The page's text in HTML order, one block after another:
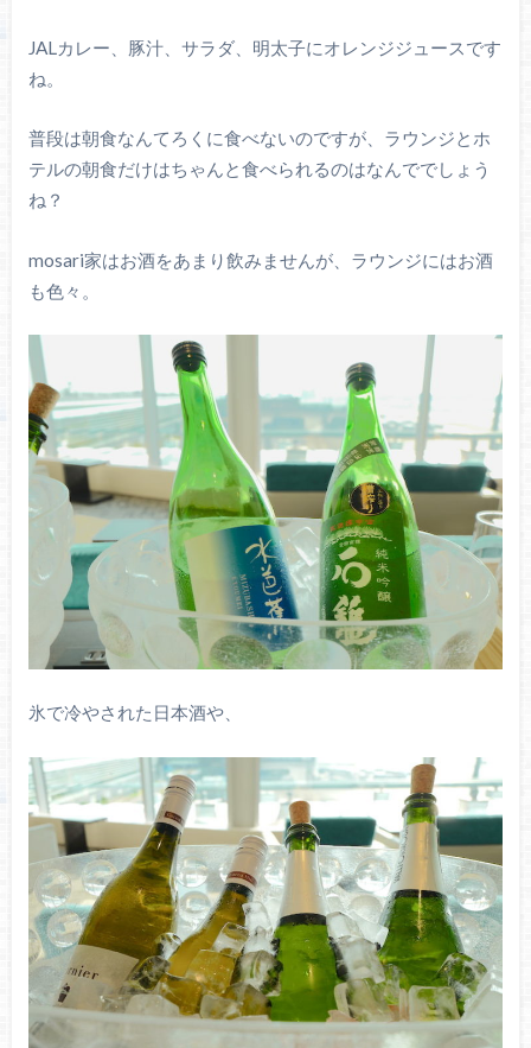
JALカレー、豚汁、サラダ、明太子にオレンジジュースです
ね。
普段は朝食なんてろくに食べないのですが、ラウンジとホ
テルの朝食だけはちゃんと食べられるのはなんででしょう
ね？
mosari家はお酒をあまり飲みませんが、ラウンジにはお酒
も色々。
氷で冷やされた日本酒や、